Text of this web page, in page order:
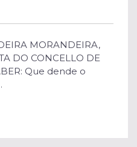
MORANDEIRA,
DO CONCELLO DE
Que dende o